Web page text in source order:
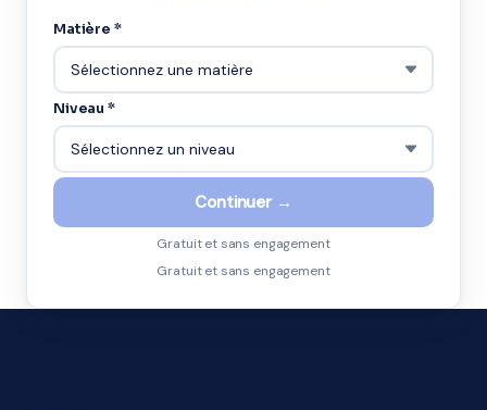
Matière *
Niveau *
Continuer →
Gratuit et sans engagement
Gratuit et sans engagement